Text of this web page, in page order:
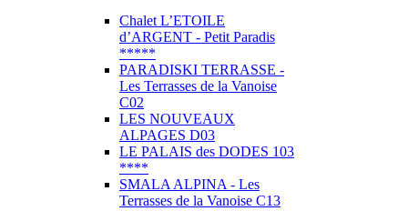
Chalet L’ETOILE
d’ARGENT - Petit Paradis
*****
PARADISKI TERRASSE -
Les Terrasses de la Vanoise
C02
LES NOUVEAUX
ALPAGES D03
LE PALAIS des DODES 103
****
SMALA ALPINA - Les
Terrasses de la Vanoise C13